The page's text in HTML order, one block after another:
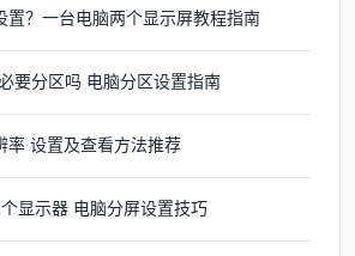
置？一台电脑两个显示屏教程指南
要分区吗 电脑分区设置指南
率 设置及查看方法推荐
显示器 电脑分屏设置技巧